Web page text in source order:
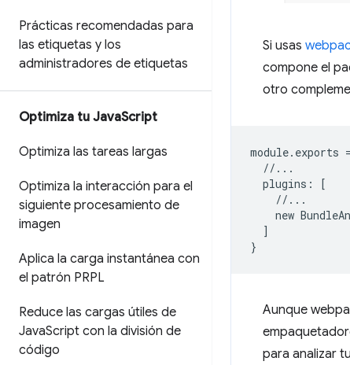
Prácticas recomendadas para
las etiquetas y los
administradores de etiquetas
Optimiza tu JavaScript
Optimiza las tareas largas
Optimiza la interacción para el
siguiente procesamiento de
imagen
Aplica la carga instantánea con
el patrón PRPL
Reduce las cargas útiles de
JavaScript con la división de
código
Si usas
compone el
otro
module. exports =
//...
plugins :
[
//...
new
]
}
Aunque
para analizar